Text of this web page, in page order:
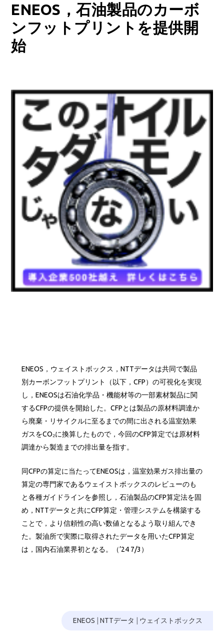
ENEOS，石油製品のカーボ
ンフットプリントを提供開
始
ENEOS，ウェイストボックス，NTTデータは共同で製品
別カーボンフットプリント（以下，CFP）の可視化を実現
し，ENEOSは石油化学品・機能材等の一部素材製品に関
するCFPの提供を開始した。CFPとは製品の原材料調達か
ら廃棄・リサイクルに至るまでの間に出される温室効果
ガスをCO₂に換算したもので，今回のCFP算定では原材料
調達から製造までの排出量を指す。
同CFPの算定に当たってENEOSは，温室効果ガス排出量の
算定の専門家であるウェイストボックスのレビューのも
と各種ガイドラインを参照し，石油製品のCFP算定法を固
め，NTTデータと共にCFP算定・管理システムを構築する
ことで，より信頼性の高い数値となるよう取り組んでき
た。製油所で実際に取得されたデータを用いたCFP算定
は，国内石油業界初となる。（’24 7/3）
ENEOS NTTデータ ウェイストボックス